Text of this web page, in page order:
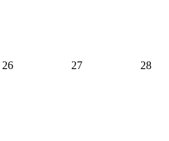
26 27 28